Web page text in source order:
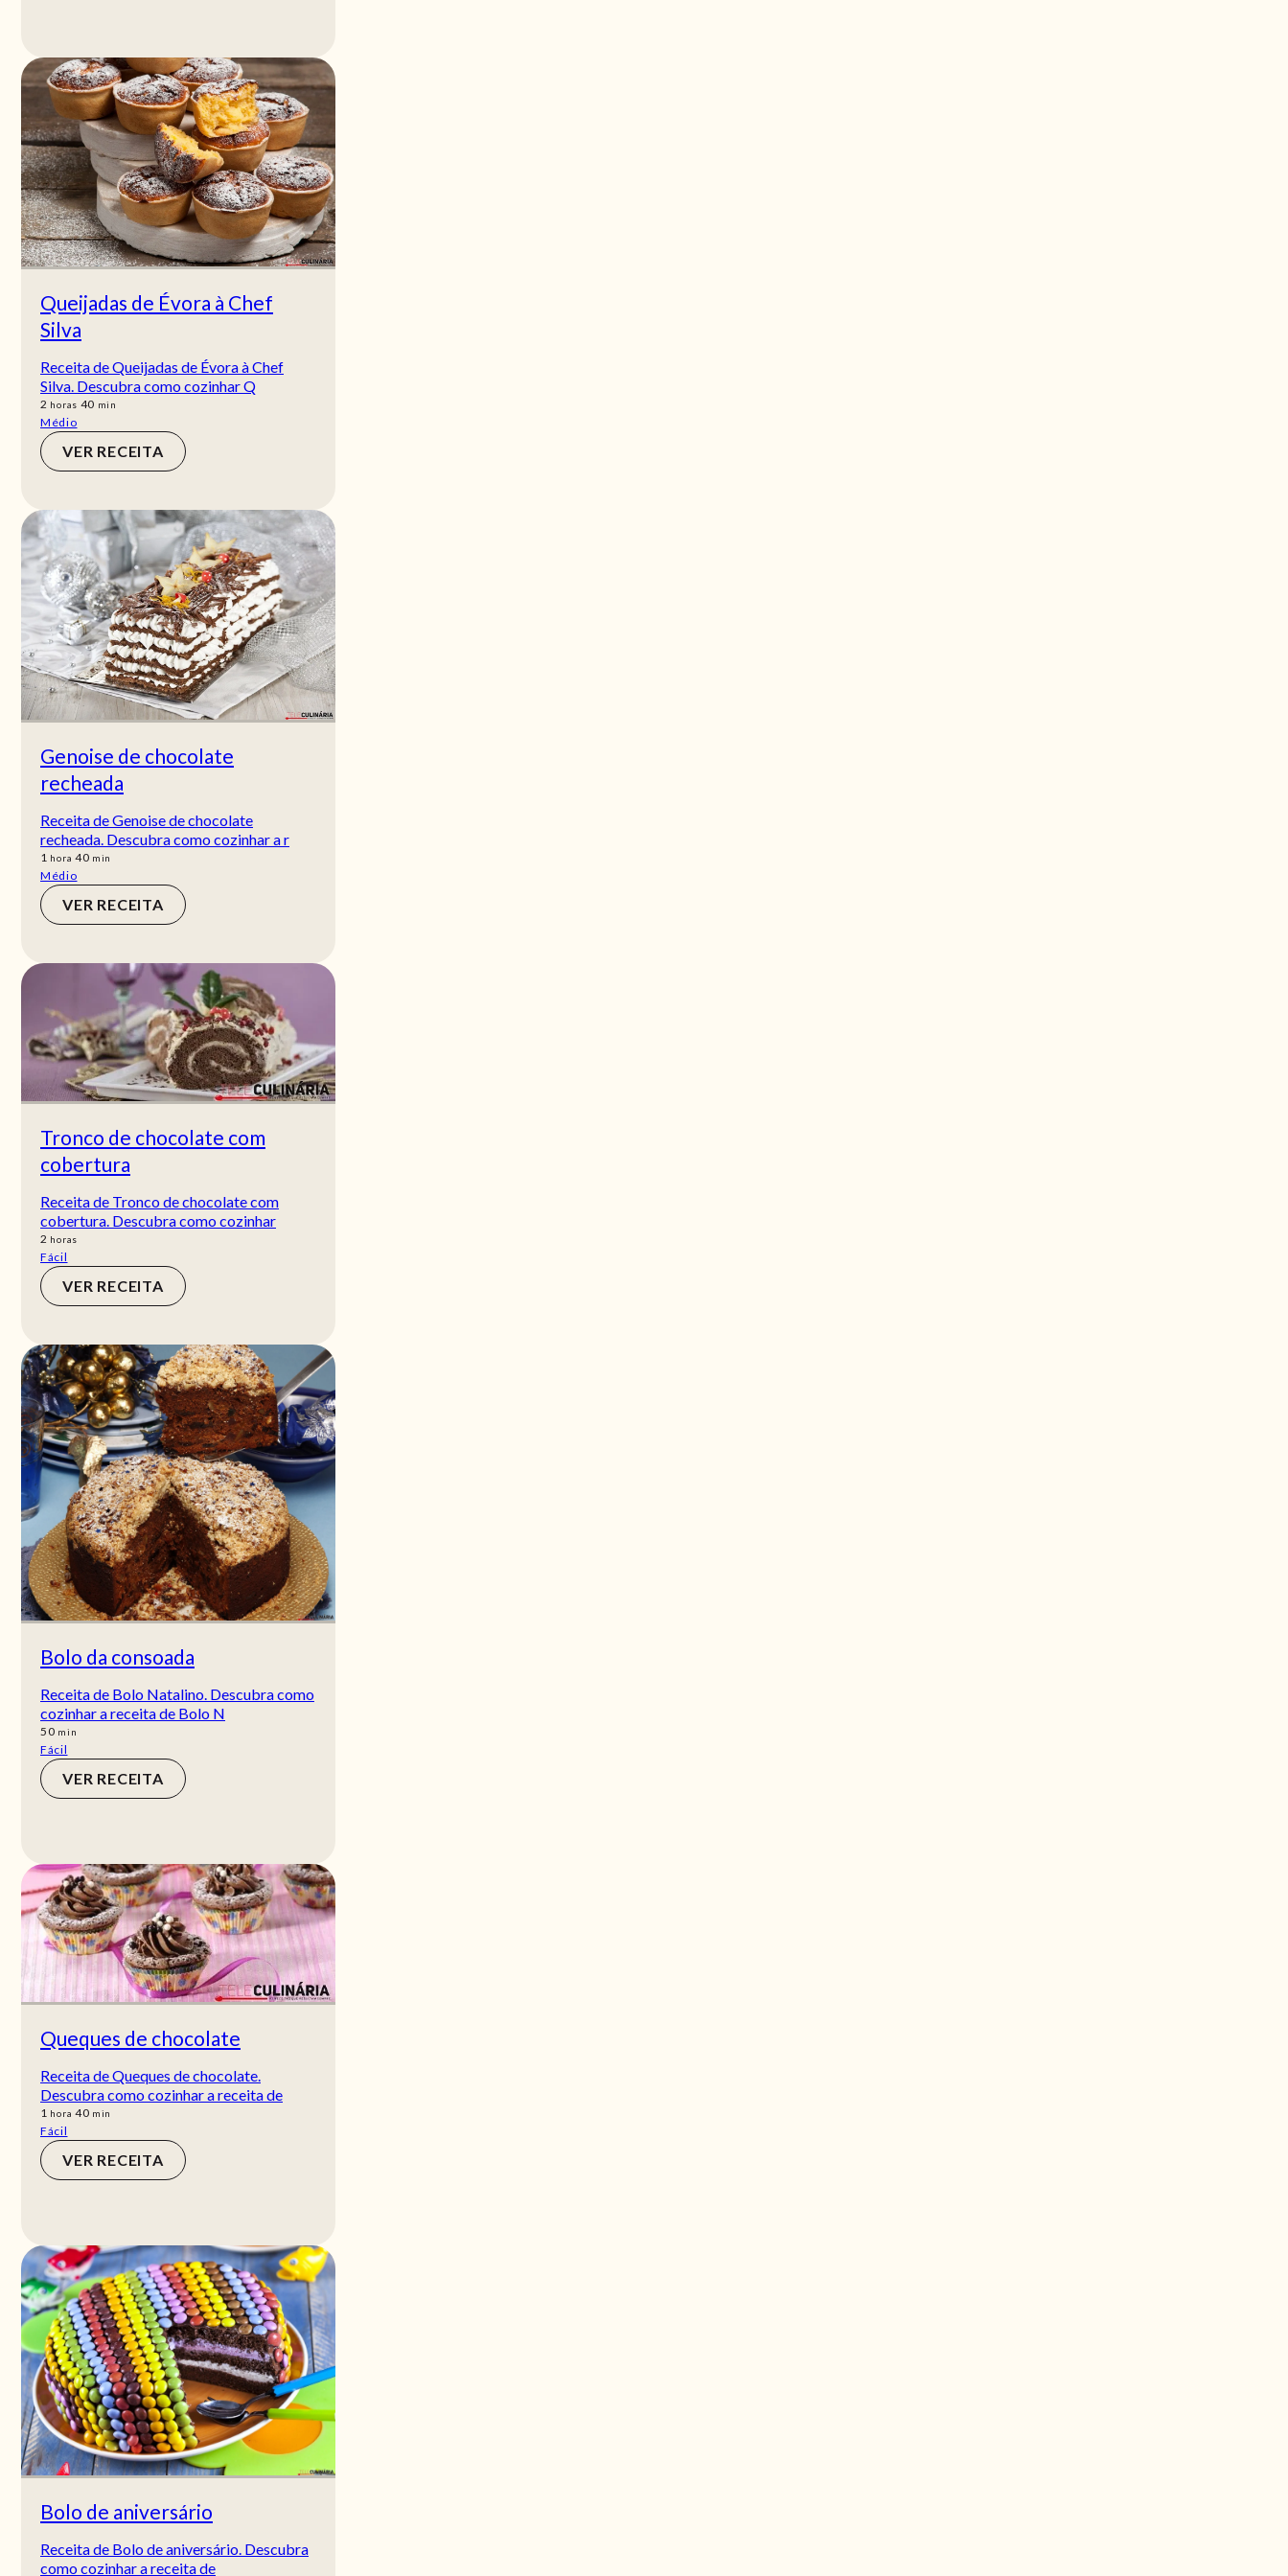
Queijadas de Évora à Chef
Silva
Receita de Queijadas de Évora à Chef
Silva. Descubra como cozinhar Q
2 horas
horas 40 min
min
Médio
VER RECEITA
Genoise de chocolate
recheada
Receita de Genoise de chocolate
recheada. Descubra como cozinhar a r
1 hora
hora 40min
min
Médio
VER RECEITA
Tronco de chocolate com
cobertura
Receita de Tronco de chocolate com
cobertura. Descubra como cozinhar
2 horas
horas
Fácil
VER RECEITA
Bolo da consoada
Receita de Bolo Natalino. Descubra como
cozinhar a receita de Bolo N
50min
min
Fácil
VER RECEITA
Queques de chocolate
Receita de Queques de chocolate.
Descubra como cozinhar a receita de
1 hora
hora 40min
min
Fácil
VER RECEITA
Bolo de aniversário
Receita de Bolo de aniversário. Descubra
como cozinhar a receita de